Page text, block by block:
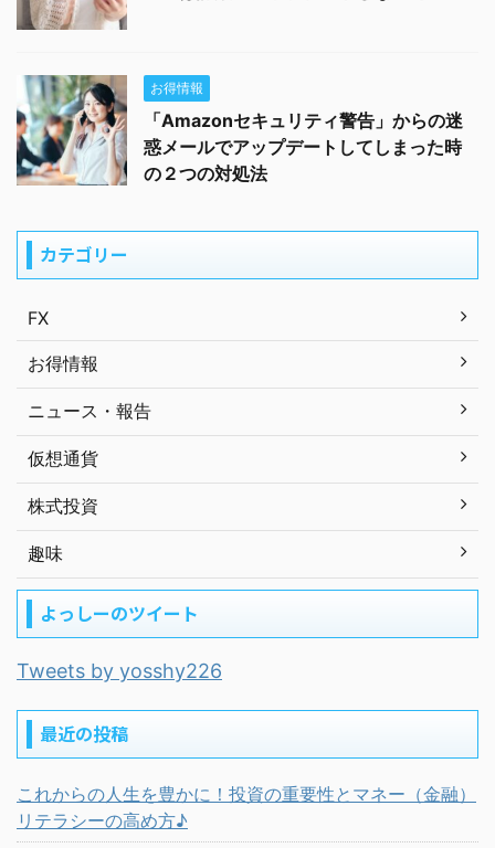
お得情報
「Amazonセキュリティ警告」からの迷
惑メールでアップデートしてしまった時
の２つの対処法
カテゴリー
FX
お得情報
ニュース・報告
仮想通貨
株式投資
趣味
よっしーのツイート
Tweets by yosshy226
最近の投稿
これからの人生を豊かに！投資の重要性とマネー（金融）
リテラシーの高め方♪